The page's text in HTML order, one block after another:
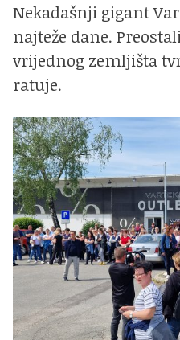
Nekadašnji gigant
najteže dane.
vrijednog zemljišta
ratuje.